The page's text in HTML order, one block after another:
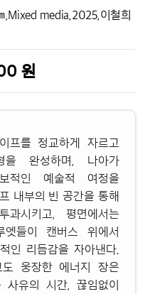
, Mixed media, 2025, 이철희
원
프를 정교하게 자르고
완성하며, 나아가
적인 예술적 여정을
내부의 빈 공간을 통해
시키고, 평면에서는
들이 캔버스 위에서
인 리듬감을 자아낸다.
도 웅장한 에너지 장은
유의 시간, 끊임없이